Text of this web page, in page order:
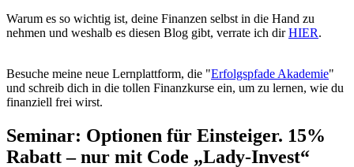
Warum es so wichtig ist, deine Finanzen selbst in die Hand zu
nehmen und weshalb es diesen Blog gibt, verrate ich dirHIER.
Besuche meine neue Lernplattform, die "Erfolgspfade Akademie"
und schreib dich in die tollen Finanzkurse ein, um zu lernen, wie du
finanziell frei wirst.
Seminar: Optionen für Einsteiger. 15%
Rabatt – nur mit Code „Lady-Invest“